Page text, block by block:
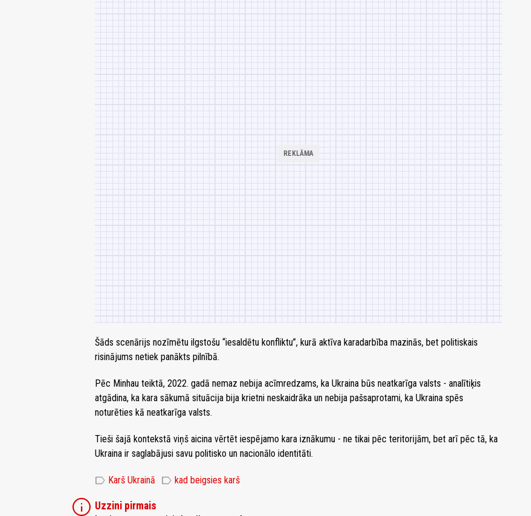
Šāds scenārijs nozīmētu ilgstošu “iesaldētu konfliktu”, kurā aktīva karadarbība mazinās, bet politiskais
risinājums netiek panākts pilnībā.
Pēc Minhau teiktā, 2022. gadā nemaz nebija acīmredzams, ka Ukraina būs neatkarīga valsts - analītiķis
atgādina, ka kara sākumā situācija bija krietni neskaidrāka un nebija pašsaprotami, ka Ukraina spēs
noturēties kā neatkarīga valsts.
Tieši šajā kontekstā viņš aicina vērtēt iespējamo kara iznākumu - ne tikai pēc teritorijām, bet arī pēc tā, ka
Ukraina ir saglabājusi savu politisko un nacionālo identitāti.
label Karš Ukrainā label kad beigsies karš
info Uzzini pirmais